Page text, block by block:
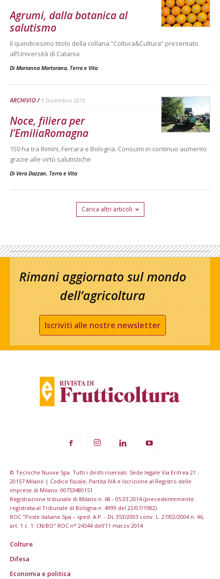
Agrumi, dalla botanica al
salutismo
Il quindicesimo titolo della collana “Coltura&Cultura” presentato
all’Università di Catania
Di Marianna Martorana, Terra e Vita -
ARCHIVIO 9 Dicembre 2013
Noce, filiera per
l’EmiliaRomagna
150 ha tra Rimini, Ferrara e Bologna. Consumi in continuo aumento
grazie alle virtù salutistiche
Di Vera Dazzan, Terra e Vita -
Carica altri articoli
Rimani aggiornato sul mondo
dell’agricoltura
Iscriviti alle nostre newsletter
© Tecniche Nuove Spa. Tutti i diritti riservati. Sede legale Via Eritrea 21 -
20157 Milano | Codice fiscale, Partita IVA e Iscrizione al Registro delle
imprese di Milano: 00753480151
Registrazione tribunale di Milano n. 68 - 05.03.2014 (precedentemente
registrata al Tribunale di Bologna n. 4999 del 22/07/1982)
ROC "Poste italiane Spa – sped. A.P. - DL 353/2003 conv. L. 27/02/2004 n. 46,
art. 1 c. 1: CN/BO" ROC n° 24344 dell’11 marzo 2014
Colture
Difesa
Economia e politica